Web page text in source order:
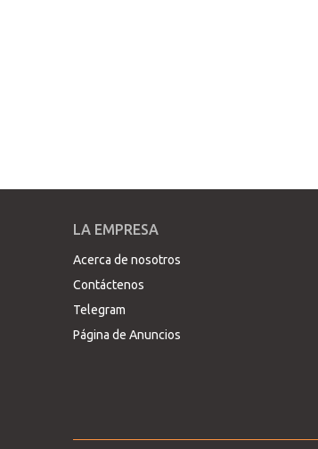
LA EMPRESA
Acerca de nosotros
Contáctenos
Telegram
Página de Anuncios